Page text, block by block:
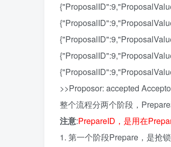
>>Proposor: accepted
整个流程分两个阶段，Prepare
注意:PrepareID，是用在
1. 第一个阶段Prepare，是抢